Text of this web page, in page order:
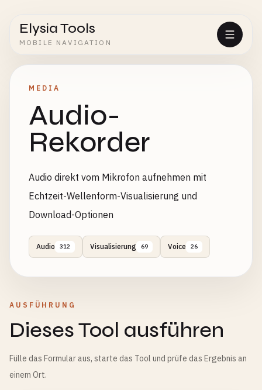
Elysia Tools
MOBILE NAVIGATION
MEDIA
Audio-
Rekorder
Audio direkt vom Mikrofon aufnehmen mit
Echtzeit-Wellenform-Visualisierung und
Download-Optionen
Audio 312 Visualisierung 69 Voice 26
AUSFÜHRUNG
Dieses Tool ausführen
Fülle das Formular aus, starte das Tool und prüfe das Ergebnis an
einem Ort.